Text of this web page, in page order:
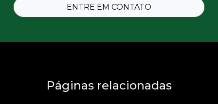
ENTRE EM CONTATO
Páginas relacionadas